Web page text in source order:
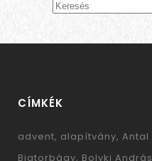
CÍMKÉK
advent alapítvány Antal
Biatorbágy Bolyki András